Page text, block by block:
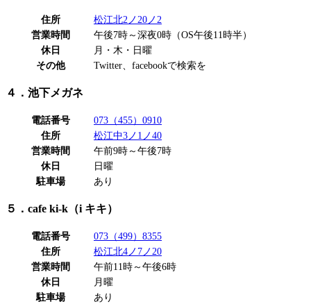
住所
松江北2ノ20ノ2
営業時間
午後7時～深夜0時（OS午後11時半）
休日
月・木・日曜
その他
Twitter、facebookで検索を
４．池下メガネ
電話番号
073（455）0910
住所
松江中3ノ1ノ40
営業時間
午前9時～午後7時
休日
日曜
駐車場
あり
５．cafe ki-k（i キキ）
電話番号
073（499）8355
住所
松江北4ノ7ノ20
営業時間
午前11時～午後6時
休日
月曜
駐車場
あり